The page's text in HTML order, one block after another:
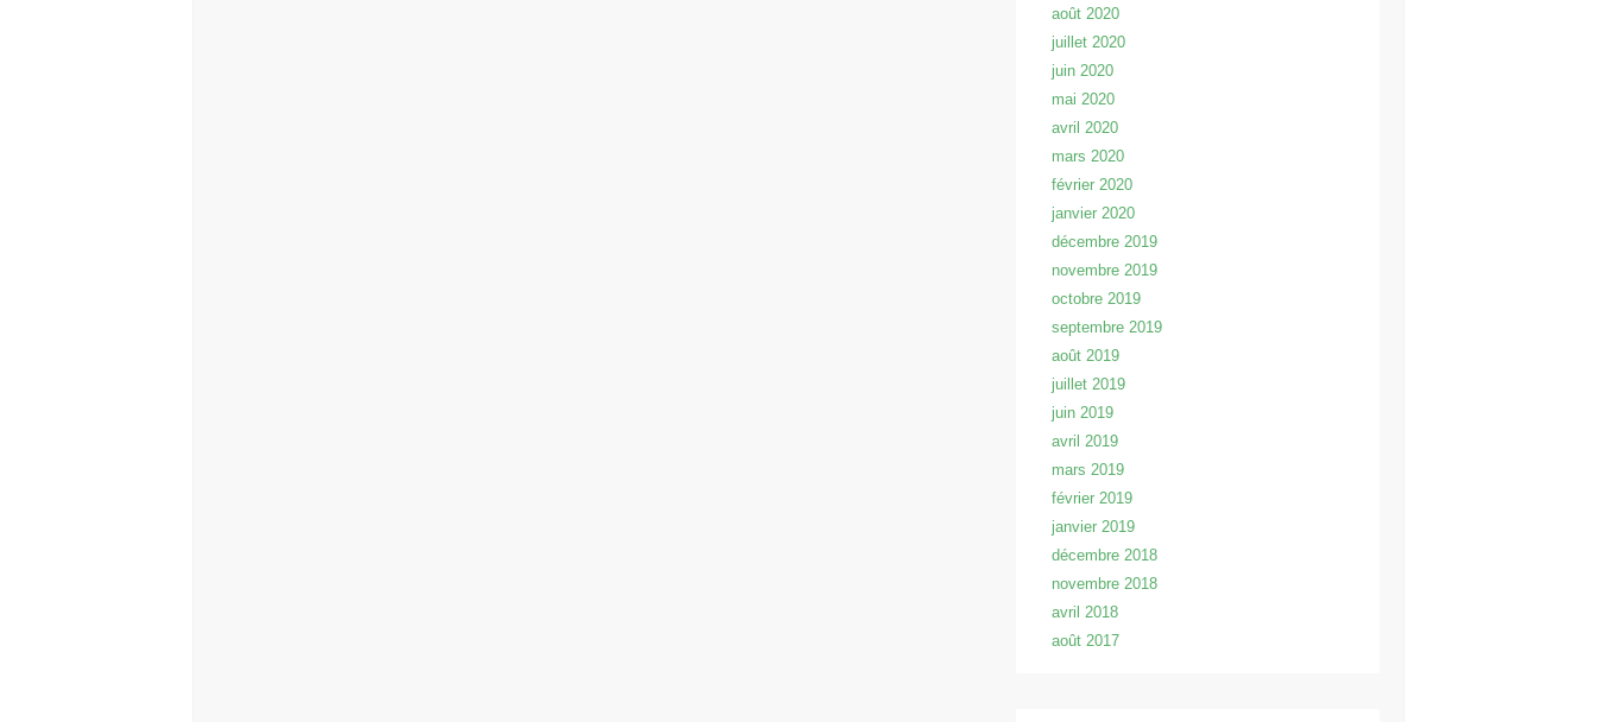
août 2020
juillet 2020
juin 2020
mai 2020
avril 2020
mars 2020
février 2020
janvier 2020
décembre 2019
novembre 2019
octobre 2019
septembre 2019
août 2019
juillet 2019
juin 2019
avril 2019
mars 2019
février 2019
janvier 2019
décembre 2018
novembre 2018
avril 2018
août 2017